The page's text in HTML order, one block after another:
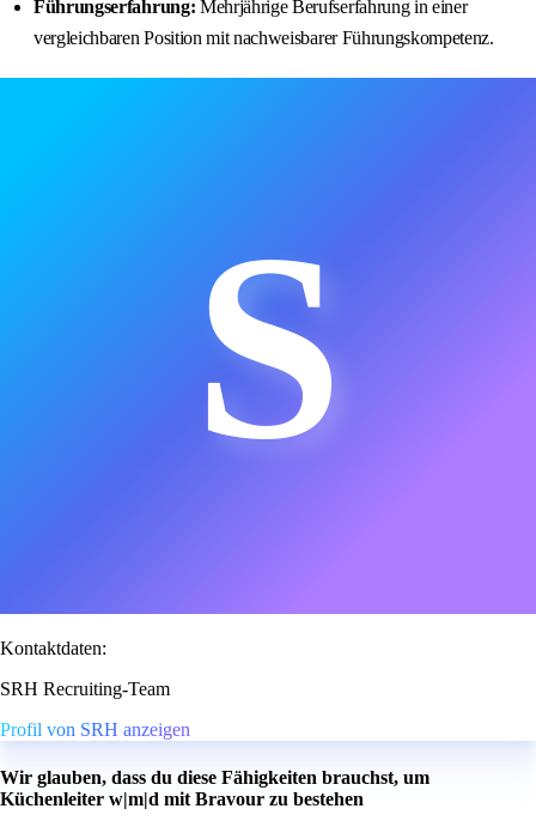
Führungserfahrung: Mehrjährige Berufserfahrung in einer
vergleichbaren Position mit nachweisbarer Führungskompetenz.
S
Kontaktdaten:
SRH Recruiting-Team
Profil von SRH anzeigen
Wir glauben, dass du diese Fähigkeiten brauchst, um
Küchenleiter w|m|d mit Bravour zu bestehen